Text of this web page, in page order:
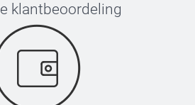
klantbeoordeling